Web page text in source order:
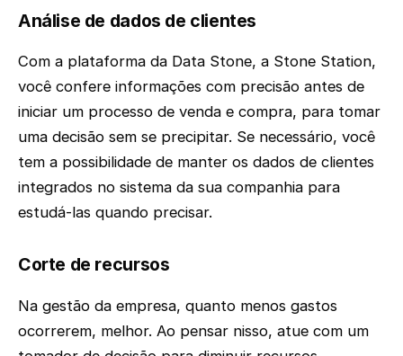
Análise de dados de clientes
Com a plataforma da Data Stone, a Stone Station,
você confere informações com precisão antes de
iniciar um processo de venda e compra, para tomar
uma decisão sem se precipitar. Se necessário, você
tem a possibilidade de manter os dados de clientes
integrados no sistema da sua companhia para
estudá-las quando precisar.
Corte de recursos
Na gestão da empresa, quanto menos gastos
ocorrerem, melhor. Ao pensar nisso, atue com um